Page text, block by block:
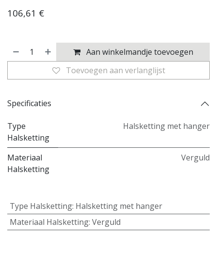
106,61 €
Aan winkelmandje toevoegen
Toevoegen aan verlanglijst
Specificaties
Type
Halsketting
Halsketting met hanger
Materiaal
Halsketting
Verguld
Type Halsketting: Halsketting met hanger
Materiaal Halsketting: Verguld